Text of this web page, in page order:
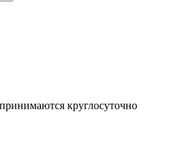
круглосуточно